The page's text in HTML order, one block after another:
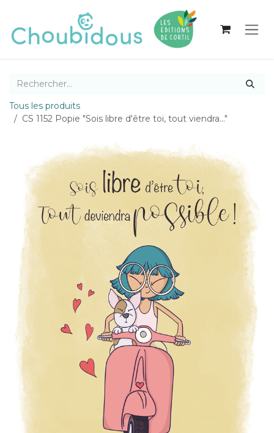
Tous les produits
CS 1152 Popie "Sois libre d'être toi, tout viendra..."